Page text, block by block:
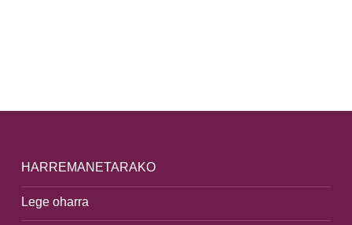
HARREMANETARAKO
Lege oharra